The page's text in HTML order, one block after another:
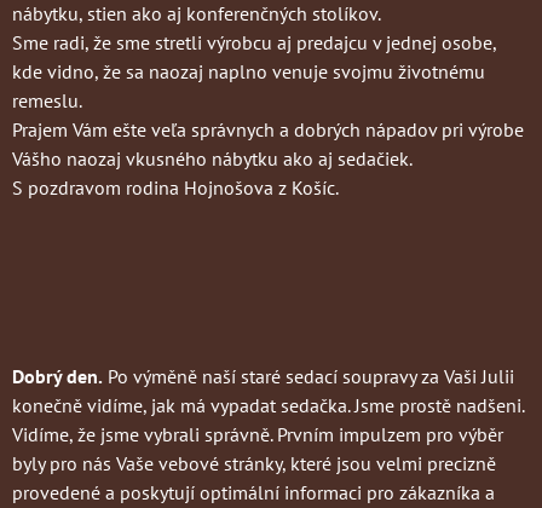
nábytku, stien ako aj konferenčných stolíkov.
Sme radi, že sme stretli výrobcu aj predajcu v jednej osobe,
kde vidno, že sa naozaj naplno venuje svojmu životnému
remeslu.
Prajem Vám ešte veľa správnych a dobrých nápadov pri výrobe
Vášho naozaj vkusného nábytku ako aj sedačiek.
S pozdravom rodina Hojnošova z Košíc.
Dobrý den. Po výměně naší staré sedací soupravy za Vaši Julii
konečně vidíme, jak má vypadat sedačka. Jsme prostě nadšeni.
Vidíme, že jsme vybrali správně. Prvním impulzem pro výběr
byly pro nás Vaše vebové stránky, které jsou velmi precizně
provedené a poskytují optimální informaci pro zákazníka a